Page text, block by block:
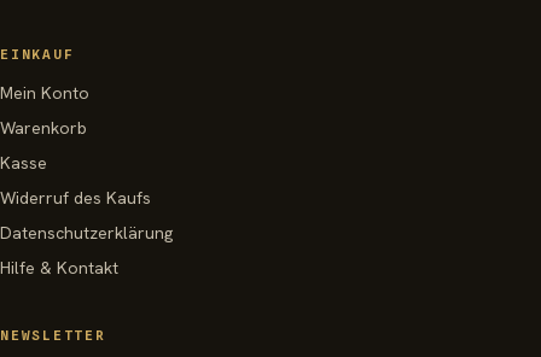
EINKAUF
Mein Konto
Warenkorb
Kasse
Widerruf des Kaufs
Datenschutzerklärung
Hilfe & Kontakt
NEWSLETTER